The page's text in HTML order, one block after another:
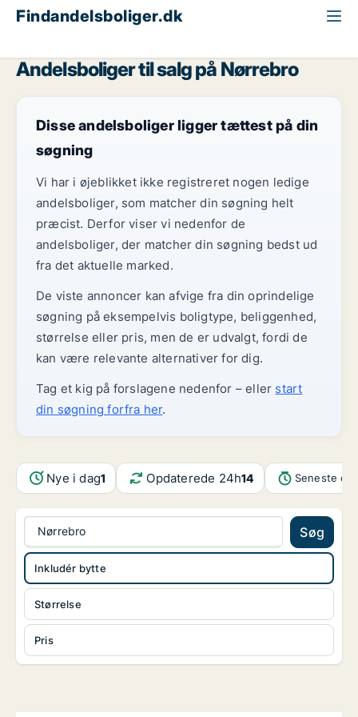
Findandelsboliger.dk
Andelsboliger til salg på Nørrebro
Disse andelsboliger ligger tættest på din
søgning
Vi har i øjeblikket ikke registreret nogen ledige
andelsboliger, som matcher din søgning helt
præcist. Derfor viser vi nedenfor de
andelsboliger, der matcher din søgning bedst ud
fra det aktuelle marked.
De viste annoncer kan afvige fra din oprindelige
søgning på eksempelvis boligtype, beliggenhed,
størrelse eller pris, men de er udvalgt, fordi de
kan være relevante alternativer for dig.
Tag et kig på forslagene nedenfor – eller start
din søgning forfra her.
Nye i dag1 Opdaterede 24h14 Seneste
Nørrebro Søg
Størrelse
Pris
Inkludér bytte